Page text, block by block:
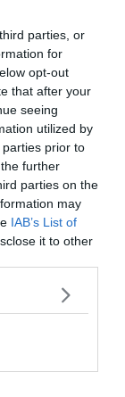
parties, or
for
opt-out
that after your
seeing
utilized by
prior to
further
parties on the
may
IAB’s List of
it to other